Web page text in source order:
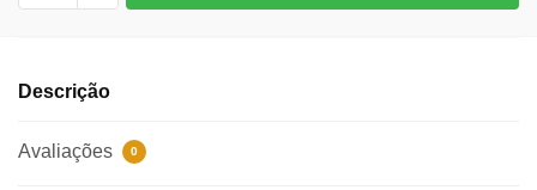
-
3
Descrição
Avaliações 0